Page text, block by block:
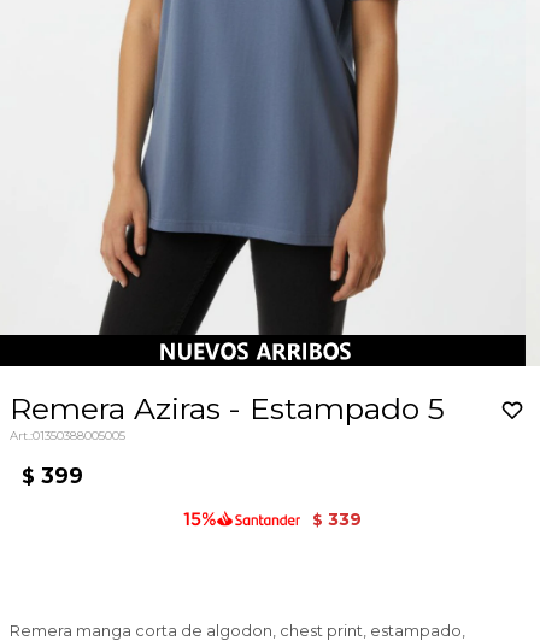
Remera Aziras - Estampado 5
01350388005005
$ 399
$ 339
Remera manga corta de algodon, chest print, estampado,